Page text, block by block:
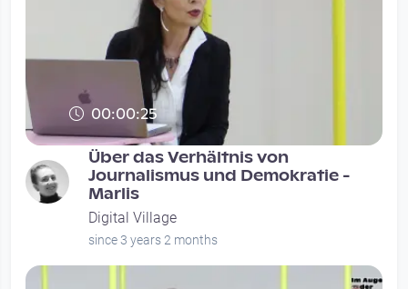
00:00:25
Über das Verhältnis von
Journalismus und Demokratie -
Marlis
Digital Village
since 3 years 2 months